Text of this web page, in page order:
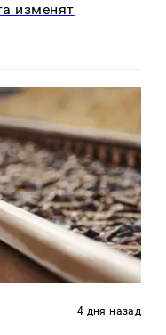
изменят
4 дня назад